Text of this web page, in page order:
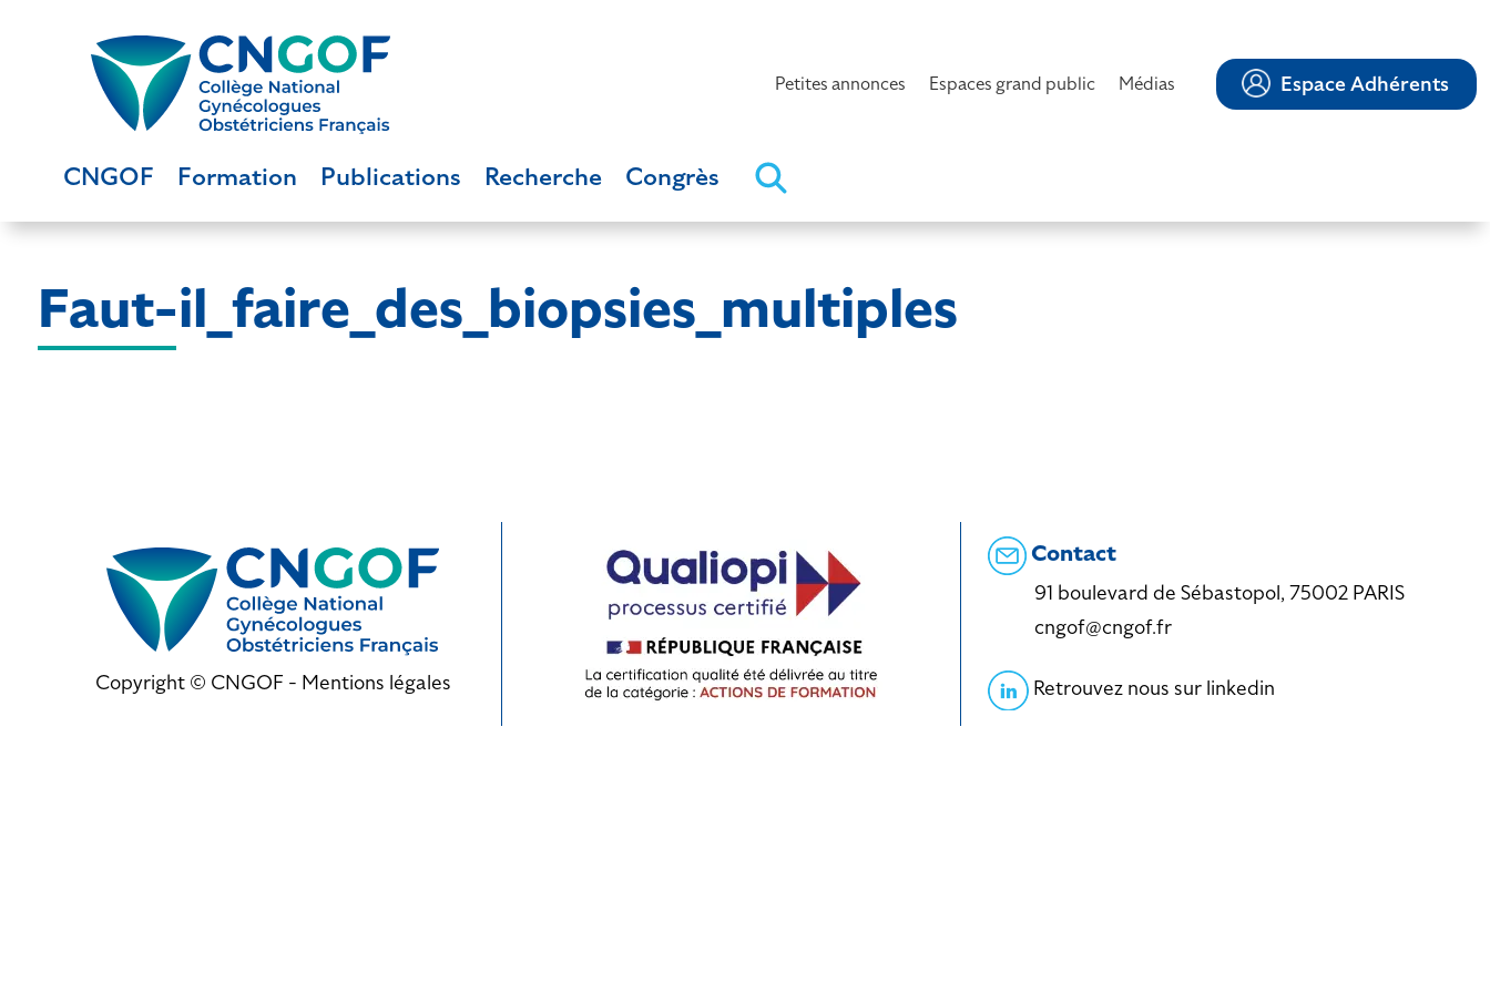
Petites annonces Espaces grand public Médias Espace Adhérents
CNGOF Formation Publications Recherche Congrès
Faut-il_faire_des_biopsies_multiples
Copyright © CNGOF - Mentions légales
Contact
91 boulevard de Sébastopol, 75002 PARIS
cngof@cngof.fr
Retrouvez nous sur linkedin